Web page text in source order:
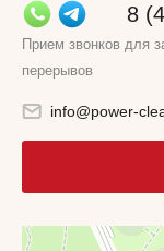
8
Прием звонков для
перерывов
info@power-